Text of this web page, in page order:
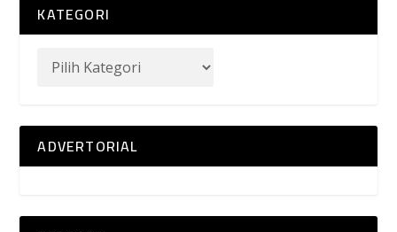
KATEGORI
ADVERTORIAL